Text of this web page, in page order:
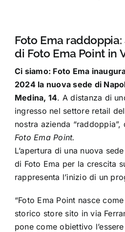
Foto Ema
di Foto Ema Point in
Ci siamo: Foto Ema
2024 la nuova sede di
Medina, 14. A distanza di
ingresso nel settore retail
nostra azienda
Foto Ema Point.
L’apertura di una nuova
di Foto Ema per la crescita
rappresenta l’inizio di un
“Foto Ema Point nasce
storico store sito in via
pone come obiettivo